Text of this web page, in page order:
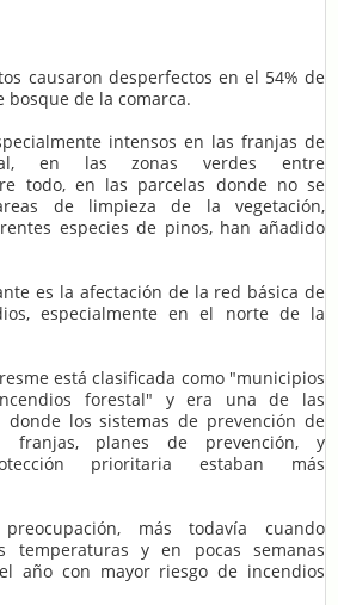
causaron desperfectos en el 54% de
bosque de la comarca.
intensos en las franjas de
en las zonas verdes entre
todo, en las parcelas donde no se
de limpieza de la vegetación,
especies de pinos, han añadido
es la afectación de la red básica de
especialmente en el norte de la
está clasificada como "municipios
forestal" y era una de las
donde los sistemas de prevención de
franjas, planes de prevención, y
prioritaria estaban más
más todavía cuando
temperaturas y en pocas semanas
año con mayor riesgo de incendios